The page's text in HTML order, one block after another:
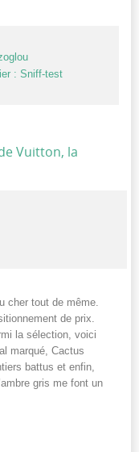
: Sniff-test
Vuitton, la
cher tout de même.
de prix.
la sélection, voici
marqué, Cactus
battus et enfin,
gris me font un